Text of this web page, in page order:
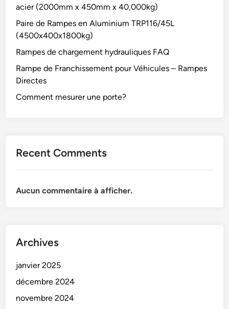
acier (2000mm x 450mm x 40,000kg)
Paire de Rampes en Aluminium TRP116/45L
(4500x400x1800kg)
Rampes de chargement hydrauliques FAQ
Rampe de Franchissement pour Véhicules – Rampes
Directes
Comment mesurer une porte?
Recent Comments
Aucun commentaire à afficher.
Archives
janvier 2025
décembre 2024
novembre 2024